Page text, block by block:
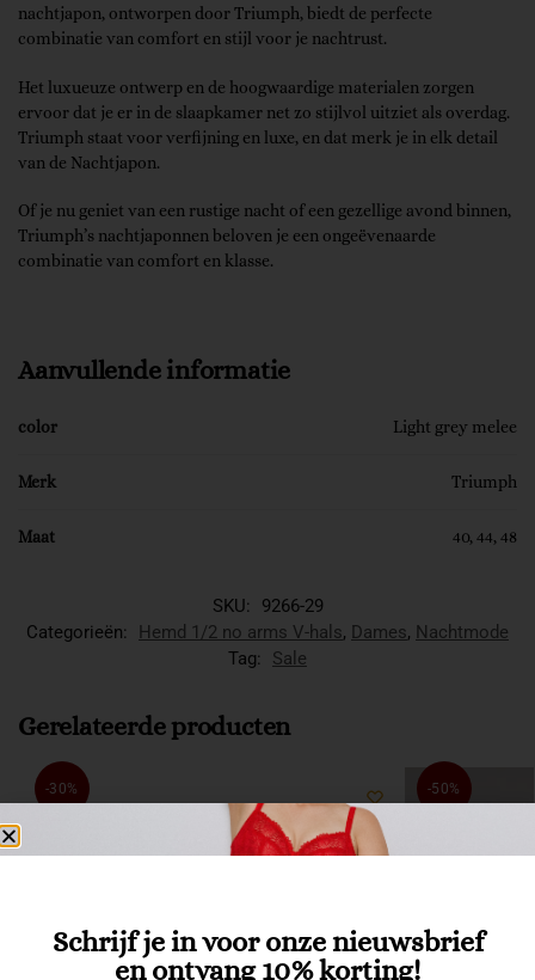
nachtjapon, ontworpen door Triumph, biedt de perfecte
combinatie van comfort en stijl voor je nachtrust.
Het luxueuze ontwerp en de hoogwaardige materialen zorgen
ervoor dat je er in de slaapkamer net zo stijlvol uitziet als overdag.
Triumph staat voor verfijning en luxe, en dat merk je in elk detail
van de Nachtjapon.
Of je nu geniet van een rustige nacht of een gezellige avond binnen,
Triumph’s nachtjaponnen beloven je een ongeëvenaarde
combinatie van comfort en klasse.
Aanvullende informatie
color Light grey melee
Merk Triumph
Maat 40, 44, 48
SKU:
9266-29
Categorieën:
Hemd 1/2 no arms V-hals, Dames, Nachtmode
Tag:
Sale
Gerelateerde producten
-30% -50%
Schrijf je in voor onze nieuwsbrief
en ontvang 10% korting!